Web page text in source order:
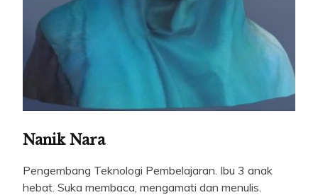
Nanik Nara
Pengembang Teknologi Pembelajaran. Ibu 3 anak
hebat. Suka membaca, mengamati dan menulis.